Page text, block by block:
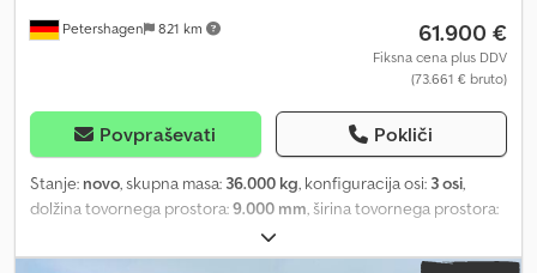
Petershagen 821 km 61.900 €
Fiksna cena plus DDV
(73.661 € bruto)
Povpraševati Pokliči
Stanje: novo, skupna masa: 36.000 kg, konfiguracija osi: 3 osi,
dolžina tovornega prostora:9.000 mm, širina tovornega prostora:
, višina nakladalnega prostora:
tovornega prostora:51 m³, skupna širina:2.550 mm, Leto izdelave: